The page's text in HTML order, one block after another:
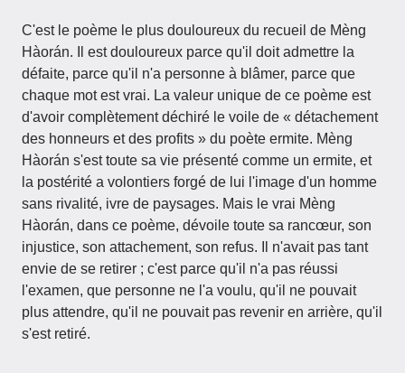
C'est le poème le plus douloureux du recueil de Mèng
Hàorán. Il est douloureux parce qu'il doit admettre la
défaite, parce qu'il n'a personne à blâmer, parce que
chaque mot est vrai. La valeur unique de ce poème est
d'avoir complètement déchiré le voile de « détachement
des honneurs et des profits » du poète ermite. Mèng
Hàorán s'est toute sa vie présenté comme un ermite, et
la postérité a volontiers forgé de lui l'image d'un homme
sans rivalité, ivre de paysages. Mais le vrai Mèng
Hàorán, dans ce poème, dévoile toute sa rancœur, son
injustice, son attachement, son refus. Il n'avait pas tant
envie de se retirer ; c'est parce qu'il n'a pas réussi
l'examen, que personne ne l'a voulu, qu'il ne pouvait
plus attendre, qu'il ne pouvait pas revenir en arrière, qu'il
s'est retiré.